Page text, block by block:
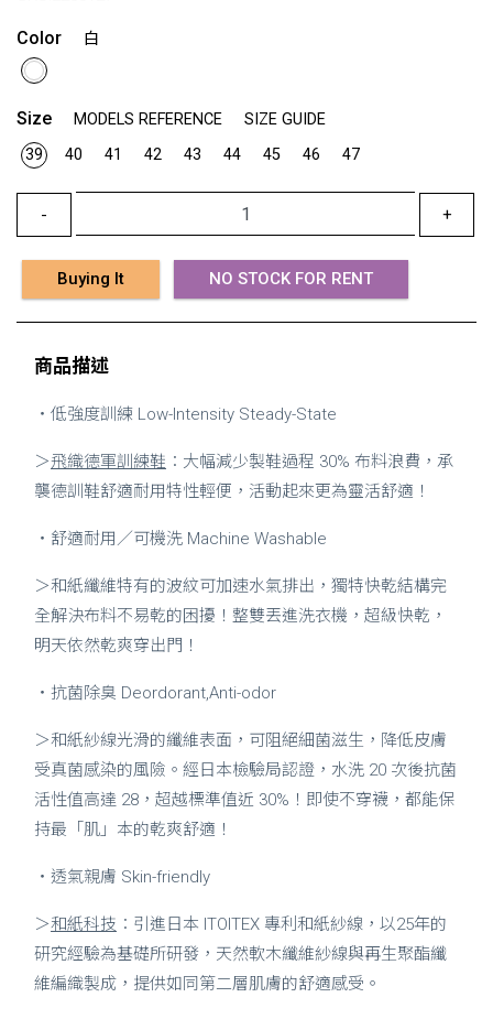
Color 白
Size MODELS REFERENCE
SIZE GUIDE
39
40 41 42 43 44 45 46 47
- +
Buying It NO STOCK FOR RENT
商品描述
・低強度訓練 Low-Intensity Steady-State
＞飛織德軍訓練鞋 ：大幅減少製鞋過程 30% 布料浪費，承
襲德訓鞋舒適耐用特性輕便，活動起來更為靈活舒適！
・舒適耐用／可機洗 Machine Washable
＞和紙纖維特有的波紋可加速水氣排出，獨特快乾結構完
全解決布料不易乾的困擾！整雙丟進洗衣機，超級快乾，
明天依然乾爽穿出門！
・抗菌除臭 Deordorant,Anti-odor
＞和紙紗線光滑的纖維表面，可阻絕細菌滋生，降低皮膚
受真菌感染的風險。經日本檢驗局認證，水洗 20 次後抗菌
活性值高達 28，超越標準值近 30%！即使不穿襪，都能保
持最「肌」本的乾爽舒適！
・透氣親膚 Skin-friendly
＞和紙科技 ：引進日本 ITOITEX 專利和紙紗線，以25年的
研究經驗為基礎所研發，天然軟木纖維紗線與再生聚酯纖
維編織製成，提供如同第二層肌膚的舒適感受。